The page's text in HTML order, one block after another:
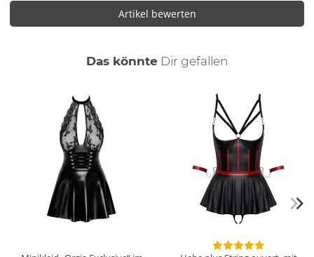
Artikel bewerten
Das könnte Dir auch
gefallen